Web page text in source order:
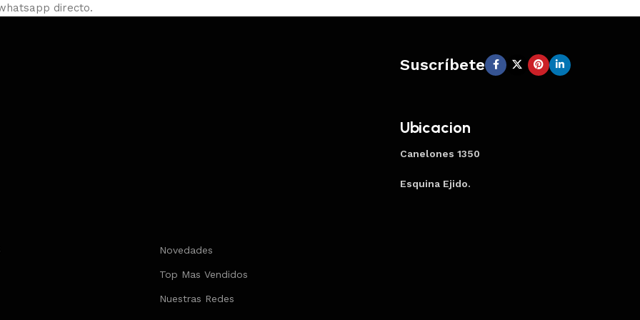
directo.
Novedades
Top Mas Vendidos
Nuestras Redes
Suscríbete
Ubicacion
Canelones 1350
Esquina Ejido.